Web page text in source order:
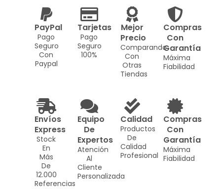
PayPal
Pago
Seguro
Con
Paypal
Tarjetas
Pago
Seguro
100%
Mejor
Precio
Comparando
Con
Otras
Tiendas
Compras
Con
Garantía
Máxima
Fiabilidad
Envíos
Express
Stock
En
Más
De
12.000
Referencias
Equipo
De
Expertos
Atención
Al
Cliente
Personalizada
Calidad
Productos
De
Calidad
Profesional
Compras
Con
Garantía
Máxima
Fiabilidad